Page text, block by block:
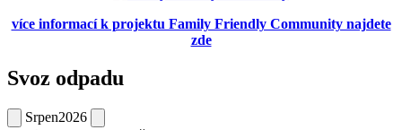
více informací k projektu Family Friendly Community najdete
zde
Svoz odpadu
Srpen2026